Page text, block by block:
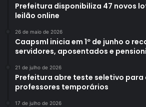
Prefeitura disponibiliza 47 novos
leilão online
26 de maio de 2026
Caapsml inicia em 1º de junho o
servidores, aposentados e
21 de julho de 2026
Prefeitura abre teste seletivo
professores temporários
17 de julho de 2026